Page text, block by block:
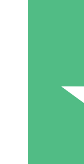
Pague